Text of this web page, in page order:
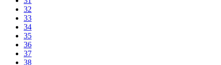
32
33
34
35
36
37
38